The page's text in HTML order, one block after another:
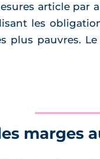
article par
les
plus pauvres.
marges